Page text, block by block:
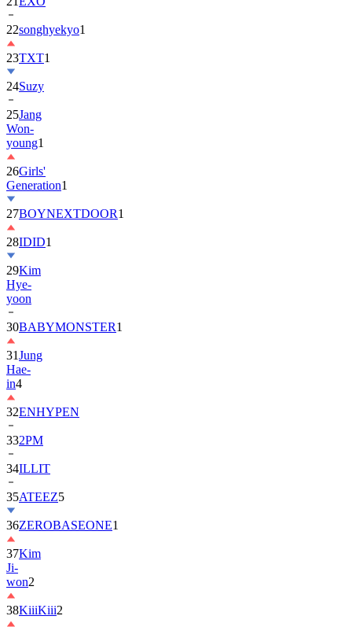
22songhyekyo1
23TXT1
24Suzy
25Jang
Won-
young1
26Girls'
Generation1
27BOYNEXTDOOR1
28IDID1
29Kim
Hye-
yoon
30BABYMONSTER1
31Jung
Hae-
in4
32ENHYPEN
332PM
34ILLIT
35ATEEZ5
36ZEROBASEONE1
37Kim
Ji-
won2
38KiiiKiii2